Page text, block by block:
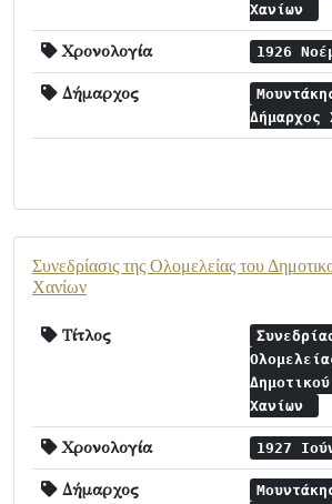
Χανίων
Χρονολογία 1926
Δήμαρχος
Δήμαρχος
Συνεδρίασις της Ολομελείας του
Χανίων
Τίτλος
Χανίων
Χρονολογία 1927
Δήμαρχος